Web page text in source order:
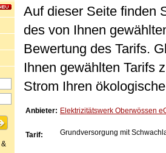
Auf dieser Seite finden
des von Ihnen
Bewertung des Tarifs.
Ihnen gewählten Tarifs
Strom Ihren
Anbieter: Elektrizitätswerk Oberwössen
Tarif: Grundversorgung mit
&